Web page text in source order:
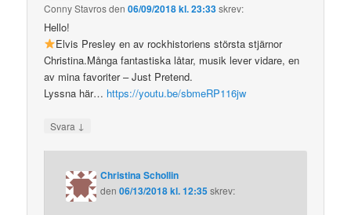
Conny Stavrosden06/09/2018 kl. 23:33skrev:
Hello!
Elvis Presley en av rockhistoriens största stjärnor
Christina.Många fantastiska låtar, musik lever vidare, en
av mina favoriter – Just Pretend.
Lyssna här… https://youtu.be/sbmeRP116jw
Svara ↓
Christina Schollin
den06/13/2018 kl. 12:35skrev: